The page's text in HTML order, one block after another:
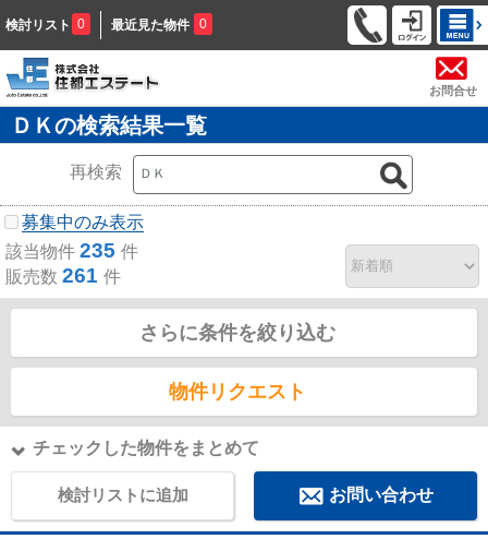
検討リスト 0 最近見た物件 0
お問合せ
ＤＫの検索結果一覧
再検索
募集中のみ表示
該当物件 235 件
販売数 261 件
さらに条件を絞り込む
物件リクエスト
チェックした物件をまとめて
検討リストに追加 お問い合わせ